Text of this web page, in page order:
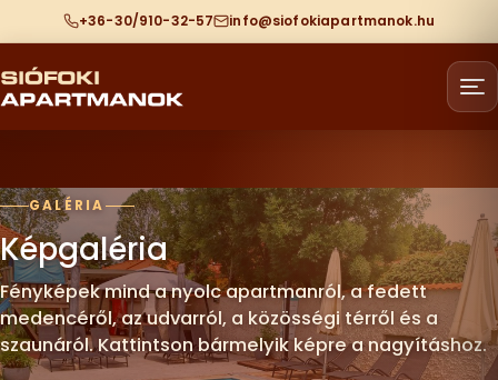
+36-30/910-32-57 info@siofokiapartmanok.hu
GALÉRIA
Képgaléria
Fényképek mind a nyolc apartmanról, a fedett
medencéről, az udvarról, a közösségi térről és a
szaunáról. Kattintson bármelyik képre a nagyításhoz.